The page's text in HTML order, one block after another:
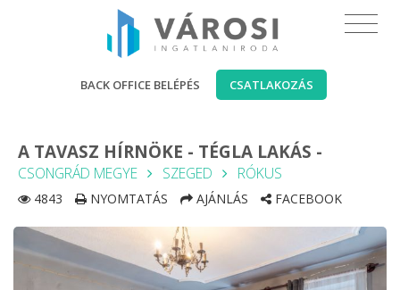
BACK OFFICE BELÉPÉS CSATLAKOZÁS
A TAVASZ HÍRNÖKE - TÉGLA LAKÁS -
CSONGRÁD MEGYE SZEGED RÓKUS
4843 NYOMTATÁS AJÁNLÁS FACEBOOK